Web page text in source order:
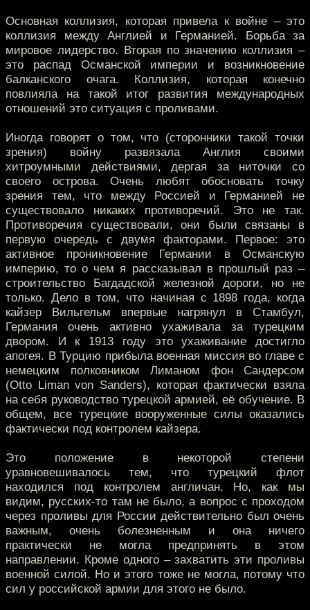
Основная коллизия, которая привела к войне – это
коллизия между Англией и Германией. Борьба за
мировое лидерство. Вторая по значению коллизия –
это распад Османской империи и возникновение
балканского очага. Коллизия, которая конечно
повлияла на такой итог развития международных
отношений это ситуация с проливами.
Иногда говорят о том, что (сторонники такой точки
зрения) войну развязала Англия своими
хитроумными действиями, дергая за ниточки со
своего острова. Очень любят обосновать точку
зрения тем, что между Россией и Германией не
существовало никаких противоречий. Это не так.
Противоречия существовали, они были связаны в
первую очередь с двумя факторами. Первое: это
активное проникновение Германии в Османскую
империю, то о чем я рассказывал в прошлый раз –
строительство Багдадской железной дороги, но не
только. Дело в том, что начиная с 1898 года, когда
кайзер Вильгельм впервые нагрянул в Стамбул,
Германия очень активно ухаживала за турецким
двором. И к 1913 году это ухаживание достигло
апогея. В Турцию прибыла военная миссия во главе с
немецким полковником Лиманом фон Сандерсом
(Otto Liman von Sanders), которая фактически взяла
на себя руководство турецкой армией, её обучение. В
общем, все турецкие вооруженные силы оказались
фактически под контролем кайзера.
Это положение в некоторой степени
уравновешивалось тем, что турецкий флот
находился под контролем англичан. Но, как мы
видим, русских-то там не было, а вопрос с проходом
через проливы для России действительно был очень
важным, очень болезненным и она ничего
практически не могла предпринять в этом
направлении. Кроме одного – захватить эти проливы
военной силой. Но и этого тоже не могла, потому что
сил у российской армии для этого не было.